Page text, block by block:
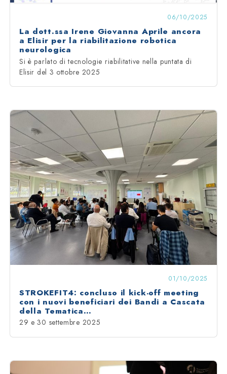
06/10/2025
La dott.ssa Irene Giovanna Aprile ancora
a Elisir per la riabilitazione robotica
neurologica
Si è parlato di tecnologie riabilitative nella puntata di
Elisir del 3 ottobre 2025
01/10/2025
STROKEFIT4: concluso il kick-off meeting
con i nuovi beneficiari dei Bandi a Cascata
della Tematica…
29 e 30 settembre 2025